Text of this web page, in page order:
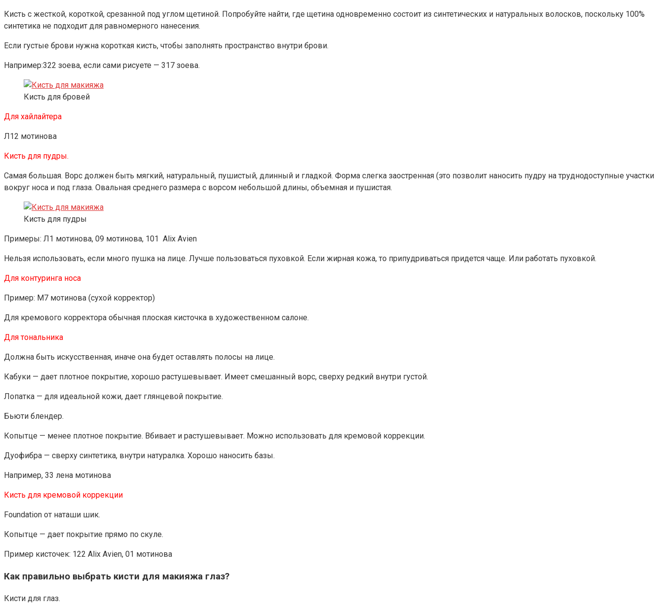
Кисть с жесткой, короткой, срезанной под углом щетиной. Попробуйте найти, где щетина одновременно состоит из синтетических и натуральных волосков, поскольку 100%
синтетика не подходит для равномерного нанесения.
Если густые брови нужна короткая кисть, чтобы заполнять пространство внутри брови.
Например:322 зоева, если сами рисуете — 317 зоева.
Кисть для бровей
Для хайлайтера
Л12 мотинова
Кисть для пудры.
Самая большая. Ворс должен быть мягкий, натуральный, пушистый, длинный и гладкой. Форма слегка заостренная (это позволит наносить пудру на труднодоступные участки
вокруг носа и под глаза. Овальная среднего размера с ворсом небольшой длины, объемная и пушистая.
Кисть для пудры
Примеры: Л1 мотинова, 09 мотинова, 101 Alix Avien
Нельзя использовать, если много пушка на лице. Лучше пользоваться пуховкой. Если жирная кожа, то припудриваться придется чаще. Или работать пуховкой.
Для контуринга носа
Пример: М7 мотинова (сухой корректор)
Для кремового корректора обычная плоская кисточка в художественном салоне.
Для тональника
Должна быть искусственная, иначе она будет оставлять полосы на лице.
Кабуки — дает плотное покрытие, хорошо растушевывает. Имеет смешанный ворс, сверху редкий внутри густой.
Лопатка — для идеальной кожи, дает глянцевой покрытие.
Бьюти блендер.
Копытце — менее плотное покрытие. Вбивает и растушевывает. Можно использовать для кремовой коррекции.
Дуофибра — сверху синтетика, внутри натуралка. Хорошо наносить базы.
Например, 33 лена мотинова
Кисть для кремовой коррекции
Foundation от наташи шик.
Копытце — дает покрытие прямо по скуле.
Пример кисточек: 122 Alix Avien, 01 мотинова
Как правильно выбрать кисти для макияжа глаз?
Кисти для глаз.